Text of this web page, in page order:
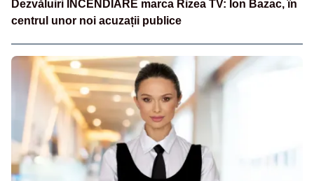
Dezvăluiri INCENDIARE marca Rizea TV: Ion Bazac, în
centrul unor noi acuzații publice